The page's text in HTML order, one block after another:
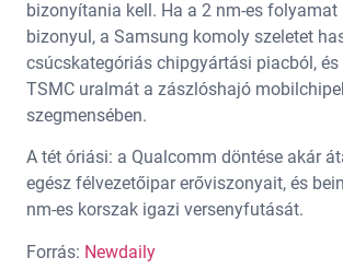
bizonyítania kell. Ha a 2 nm-es
bizonyul, a Samsung komoly szeletet
csúcskategóriás chipgyártási piacból,
TSMC uralmát a zászlóshajó
szegmensében.
A tét óriási: a Qualcomm döntése akár
egész félvezetőipar erőviszonyait, és
nm-es korszak igazi versenyfutását.
Forrás: Newdaily